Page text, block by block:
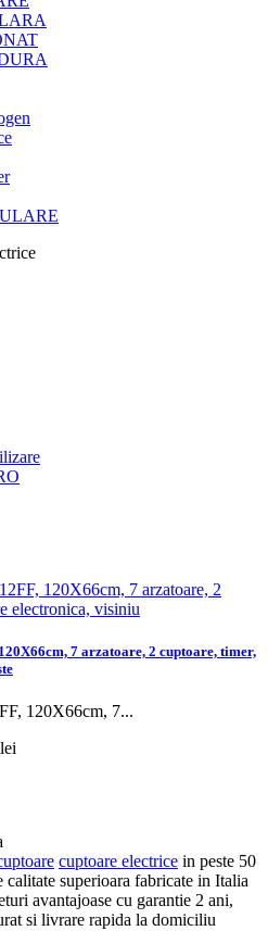
7 arzatoare, 2 cuptoare, timer,
120X66cm, 7...
cuptoare electrice in peste 50
calitate superioara fabricate in Italia
avantajoase cu garantie 2 ani,
si livrare rapida la domiciliu